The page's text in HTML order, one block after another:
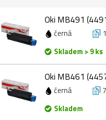
Oki MB491
černá
Skladem > 9 ks
Oki MB461
černá
Skladem